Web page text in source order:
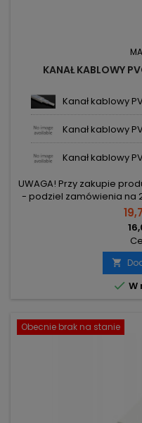
KANAŁ KABLOWY
Kanał kablowy
Kanał kablowy
Kanał kablowy
UWAGA! Przy zakupie
- podziel zamówienia na
kosztu transportu!

 W
Obecnie brak na stanie